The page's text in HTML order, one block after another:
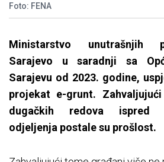
Foto: FENA
Ministarstvo unutrašnjih
Sarajevo u saradnji sa
Sarajevu od 2023. godine,
projekat e-grunt.
dugačkih redova ispred
odjeljenja postale su prošlost.